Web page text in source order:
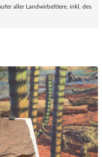
aller Landwirbeltiere, inkl. des